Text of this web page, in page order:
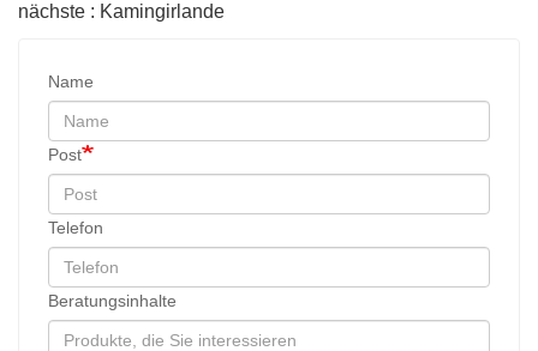
nächste : Kamingirlande
Name
Post
Telefon
Beratungsinhalte